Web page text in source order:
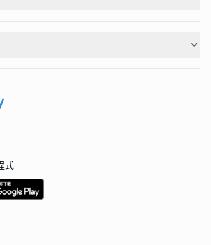
式